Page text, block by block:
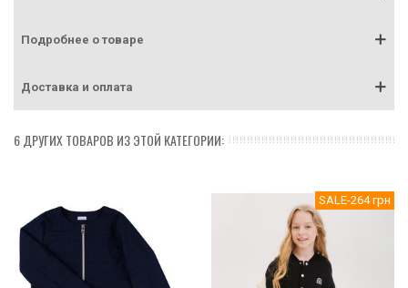
Подробнее о товаре
Доставка и оплата
6 ДРУГИХ ТОВАРОВ ИЗ ЭТОЙ КАТЕГОРИИ:
SALE-264 грн